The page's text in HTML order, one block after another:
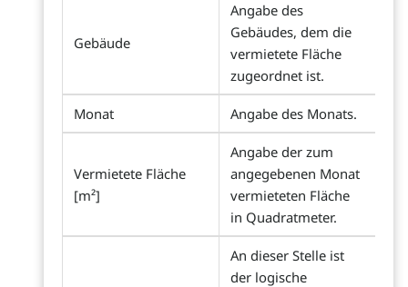
Gebäude
Angabe des
Gebäudes, dem die
vermietete Fläche
zugeordnet ist.
Monat Angabe des Monats.
Vermietete Fläche
[m²]
Angabe der zum
angegebenen Monat
vermieteten Fläche
in Quadratmeter.
An dieser Stelle ist
der logische